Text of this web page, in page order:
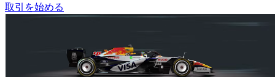
取引を始める